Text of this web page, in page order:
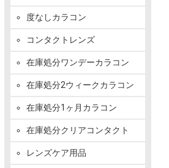
度なしカラコン
コンタクトレンズ
在庫処分ワンデーカラコン
在庫処分2ウィークカラコン
在庫処分1ヶ月カラコン
在庫処分クリアコンタクト
レンズケア用品